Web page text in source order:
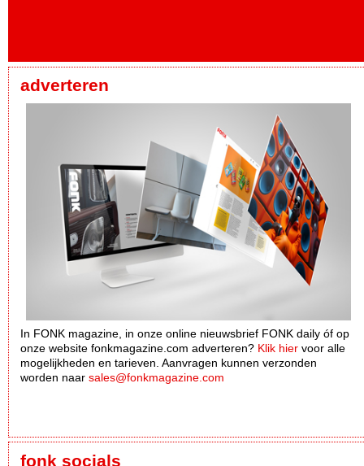
adverteren
In FONK magazine, in onze online nieuwsbrief FONK daily óf op
onze website fonkmagazine.com adverteren? Klik hier voor alle
mogelijkheden en tarieven. Aanvragen kunnen verzonden
worden naar sales@fonkmagazine.com
fonk socials